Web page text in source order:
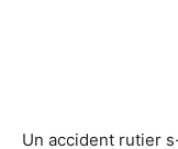
Un accident rutier